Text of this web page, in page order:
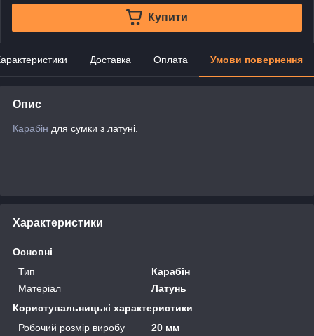
Купити
Доставка Оплата Умови повернення
Опис
Карабін для сумки з латуні.
Характеристики
Основні
Тип
Карабін
Матеріал
Латунь
Користувальницькі характеристики
Робочий розмір виробу
20 мм